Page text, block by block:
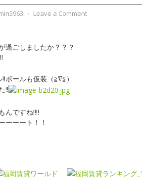
⋅ Leave a Comment
過ごしましたか？？？
ボールも仮装（≧∇≦）
!!
んですね!!!!
ーーート！！